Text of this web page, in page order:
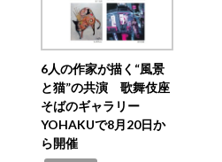
6人の作家が描く“風景
と猫”の共演 歌舞伎座
そばのギャラリー
YOHAKUで8月20日か
ら開催